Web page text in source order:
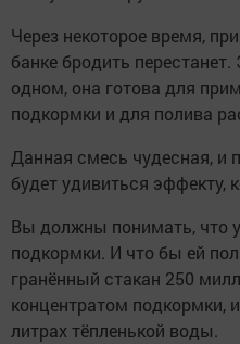
Через некоторое время,
банке бродить
одном, она готова для
подкормки и для полива
Данная смесь чудесная, и
будет удивиться эффекту,
Вы должны понимать, что
подкормки. И что бы ей
гранённый стакан 250
концентратом подкормки,
литрах тёпленькой воды.